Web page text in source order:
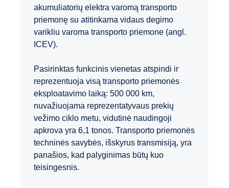
akumuliatorių elektra varomą transporto
priemonę su atitinkama vidaus degimo
varikliu varoma transporto priemone (angl.
ICEV).
Pasirinktas funkcinis vienetas atspindi ir
reprezentuoja visą transporto priemonės
eksploatavimo laiką: 500 000 km,
nuvažiuojama reprezentatyvaus prekių
vežimo ciklo metu, vidutinė naudingoji
apkrova yra 6,1 tonos. Transporto priemonės
techninės savybės, išskyrus transmisiją, yra
panašios, kad palyginimas būtų kuo
teisingesnis.